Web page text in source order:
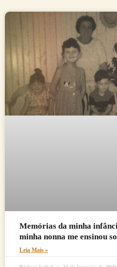
Memórias da minha
minha nonna me ensinou
Leia Mais »